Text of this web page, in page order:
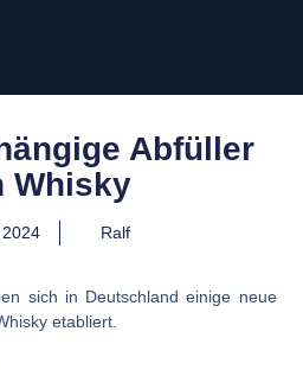
Abfüller
Whisky
Ralf
sich in Deutschland einige neue
etabliert.